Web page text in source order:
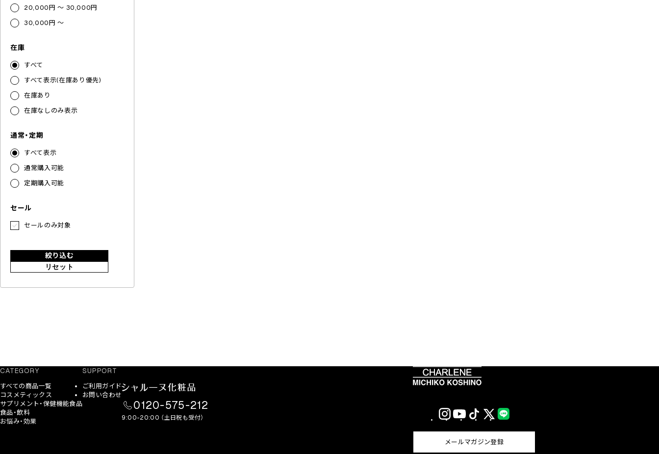
20,000円 ～ 30,000円
30,000円 ～
在庫
すべて
すべて表示(在庫あり優先)
在庫あり
在庫なしのみ表示
通常・定期
すべて表示
通常購入可能
定期購入可能
セール
セールのみ対象
絞り込む
リセット
CATEGORY
すべての商品一覧
コスメティックス
サプリメント・保健機能食品
食品・飲料
お悩み・効果
SUPPORT
ご利用ガイド
お問い合わせ
0120-575-212
9:00-20:00 （土日祝も受付）
InstagramYouTubeTikTok X
(Twitter)
メールマガジン登録